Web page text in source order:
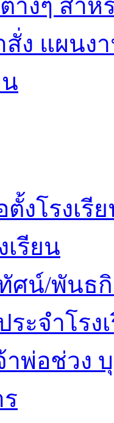
างๆ สำห
สั่ง แผนง
งโรงเรี
รียน
ศน์/พันธ
ะจำโรง
าพ่อช่วง